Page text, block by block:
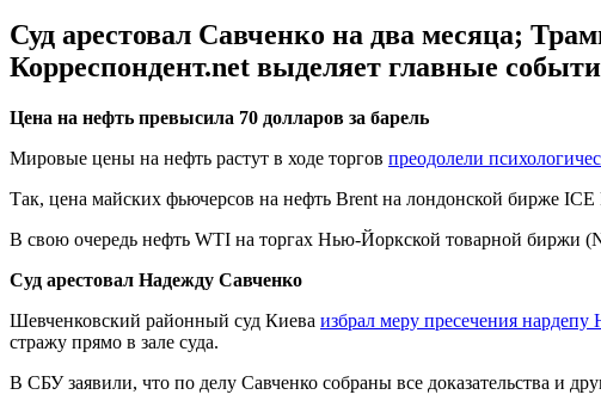
Суд арестовал Савченко на два месяца;
Корреспондент.net выделяет главные
Цена на нефть превысила 70 долларов за барель
Мировые цены на нефть растут в ходе торгов преодолели
Так, цена майских фьючерсов на нефть Brent на лондонской бирже
В свою очередь нефть WTI на торгах Нью-Йоркской товарной биржи
Суд арестовал Надежду Савченко
Шевченковский районный суд Киева избрал меру пресечения нардепу
стражу прямо в зале суда.
В СБУ заявили, что по делу Савченко собраны все доказательства и